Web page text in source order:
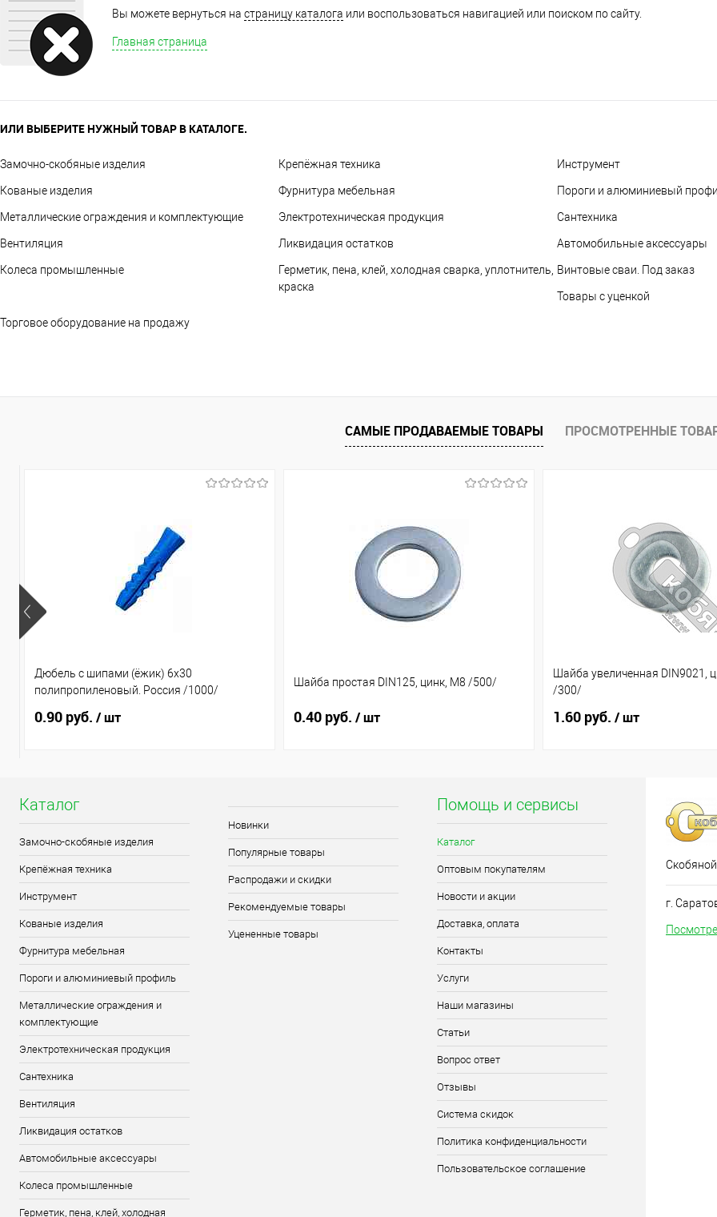
Вы можете вернуться на страницу каталога или воспользоваться навигацией или поиском по сайту.
Главная страница
ИЛИ ВЫБЕРИТЕ НУЖНЫЙ ТОВАР В КАТАЛОГЕ.
Замочно-скобяные изделия Крепёжная техника Инструмент
Кованые изделия Фурнитура мебельная Пороги и алюминиевый
Металлические ограждения и комплектующие Электротехническая продукция Сантехника
Вентиляция Ликвидация остатков Автомобильные аксессуары
Колеса промышленные
Герметик, пена, клей, холодная сварка, уплотнитель,
краска
Винтовые сваи. Под заказ
Товары с уценкой
Торговое оборудование на продажу
САМЫЕ ПРОДАВАЕМЫЕ ТОВАРЫ ПРОСМОТРЕННЫЕ
Дюбель с шипами (ёжик) 6х30
полипропиленовый. Россия /1000/
0.90 руб. / шт
Шайба простая DIN125, цинк, М8 /500/
0.40 руб. / шт
Шайба увеличенная DIN9021,
/300/
1.60 руб. / шт
Каталог
Замочно-скобяные изделия
Крепёжная техника
Инструмент
Кованые изделия
Фурнитура мебельная
Пороги и алюминиевый профиль
Металлические ограждения и
комплектующие
Электротехническая продукция
Сантехника
Вентиляция
Ликвидация остатков
Автомобильные аксессуары
Колеса промышленные
Герметик, пена, клей, холодная
Новинки
Популярные товары
Распродажи и скидки
Рекомендуемые товары
Уцененные товары
Помощь и сервисы
Каталог
Оптовым покупателям
Новости и акции
Доставка, оплата
Контакты
Услуги
Наши магазины
Статьи
Вопрос ответ
Отзывы
Система скидок
Политика конфиденциальности
Пользовательское соглашение
г.